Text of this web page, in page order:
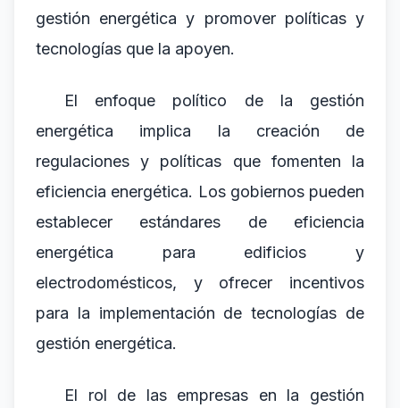
gestión energética y promover políticas y
tecnologías que la apoyen.
El enfoque político de la gestión
energética implica la creación de
regulaciones y políticas que fomenten la
eficiencia energética. Los gobiernos pueden
establecer estándares de eficiencia
energética para edificios y
electrodomésticos, y ofrecer incentivos
para la implementación de tecnologías de
gestión energética.
El rol de las empresas en la gestión